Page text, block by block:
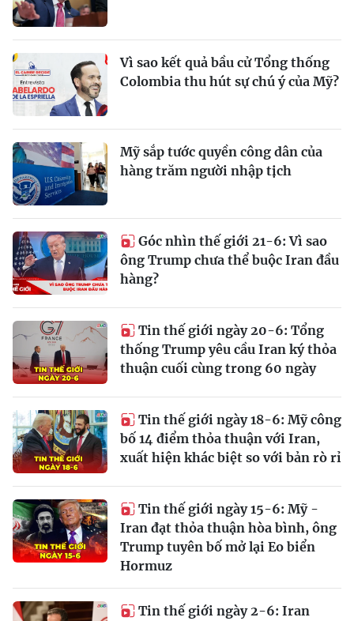
Vì sao kết quả bầu cử Tổng thống
Colombia thu hút sự chú ý của Mỹ?
Mỹ sắp tước quyền công dân của
hàng trăm người nhập tịch
Góc nhìn thế giới 21-6: Vì sao
ông Trump chưa thể buộc Iran đầu
hàng?
Tin thế giới ngày 20-6: Tổng
thống Trump yêu cầu Iran ký thỏa
thuận cuối cùng trong 60 ngày
Tin thế giới ngày 18-6: Mỹ công
bố 14 điểm thỏa thuận với Iran,
xuất hiện khác biệt so với bản rò rỉ
Tin thế giới ngày 15-6: Mỹ -
Iran đạt thỏa thuận hòa bình, ông
Trump tuyên bố mở lại Eo biển
Hormuz
Tin thế giới ngày 2-6: Iran